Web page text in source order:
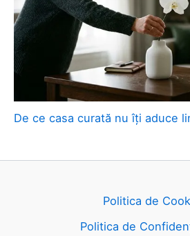
De ce casa curată nu îți aduce
Politica de
Politica de